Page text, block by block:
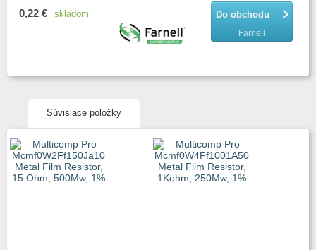
Do obchodu
Farnell
0,22 € skladom
Súvisiace položky